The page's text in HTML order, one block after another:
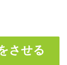
させる